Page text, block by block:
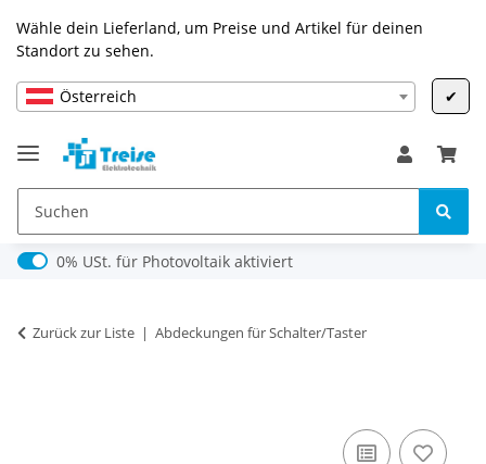
Wähle dein Lieferland, um Preise und Artikel für deinen
Standort zu sehen.
Österreich ✔
0% USt. für Photovoltaik (§ 12 Abs. 3 UStG)
0% USt. für Photovoltaik aktiviert
Zurück zur Liste Abdeckungen für Schalter/Taster